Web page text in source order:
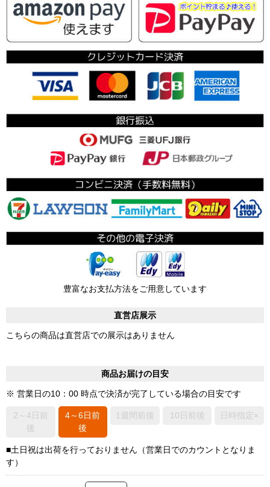
豊富なお支払方法をご用意しています
直営店展示
こちらの商品は直営店での展示はありません
商品お届けの目安
※ 営業日の10：00 時点で決済が完了している場合の目安です
2～4日前
後
4～6日前
後
1週間前後 10日前後 日時指定×
■土日祝は出荷を行っておりません（営業日でのカウントとなりま
す）